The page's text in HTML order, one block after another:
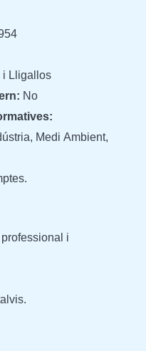
i Lligallos
No
Medi Ambient,
i